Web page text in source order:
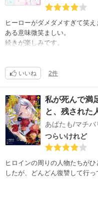
ヒーローがダメダメすぎて笑
ある意味微笑ましい。
続きが楽しみです。
いいね 2件
私が死んで満
と、残された
あばたも/マチバ
つらいけれど
ヒロインの周りの人物たちが
したが、どんどん復讐して行